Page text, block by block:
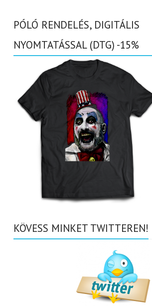
PÓLÓ RENDELÉS, DIGITÁLIS
NYOMTATÁSSAL (DTG) -15%
KÖVESS MINKET TWITTEREN!